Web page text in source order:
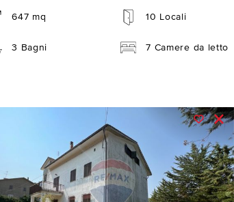
647 mq 10 Locali
3 Bagni 7 Camere da letto